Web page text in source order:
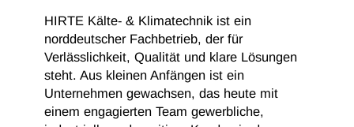
HIRTE Kälte- & Klimatechnik ist ein
norddeutscher Fachbetrieb, der für
Verlässlichkeit, Qualität und klare Lösungen
steht. Aus kleinen Anfängen ist ein
Unternehmen gewachsen, das heute mit
einem engagierten Team gewerbliche,